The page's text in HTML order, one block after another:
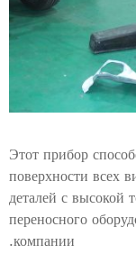
Этот прибор
поверхности
деталей с
переносного
компании.